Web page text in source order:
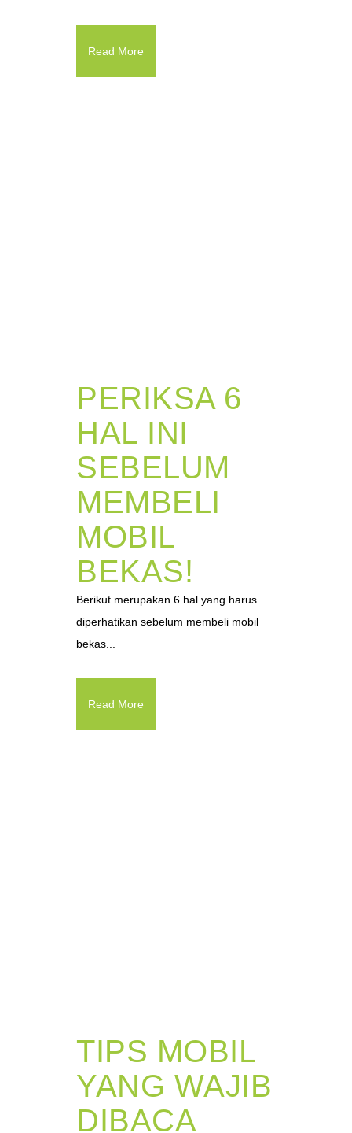
Read More
PERIKSA 6
HAL INI
SEBELUM
MEMBELI
MOBIL
BEKAS!
Berikut merupakan 6 hal yang harus
diperhatikan sebelum membeli mobil
bekas...
Read More
TIPS MOBIL
YANG WAJIB
DIBACA